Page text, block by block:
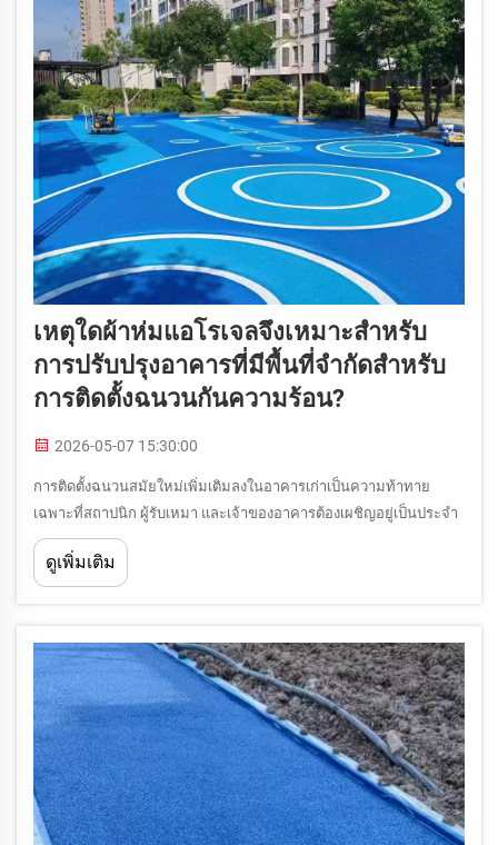
เหตุใดผ้าห่มแอโรเจลจึงเหมาะสำหรับ
การปรับปรุงอาคารที่มีพื้นที่จำกัดสำหรับ
การติดตั้งฉนวนกันความร้อน?
2026-05-07 15:30:00
การติดตั้งฉนวนสมัยใหม่เพิ่มเติมลงในอาคารเก่าเป็นความท้าทาย
เฉพาะที่สถาปนิก ผู้รับเหมา และเจ้าของอาคารต้องเผชิญอยู่เป็นประจำ
นั่นคือ การบรรลุประสิทธิภาพด้านความร้อนที่เหนือกว่าโดยไม่สูญเสีย
พื้นที่ใช้สอยที่มีค่าทั้งด้านภายในและภายนอกอาคาร วิธีแบบดั้งเดิม...
ดูเพิ่มเติม